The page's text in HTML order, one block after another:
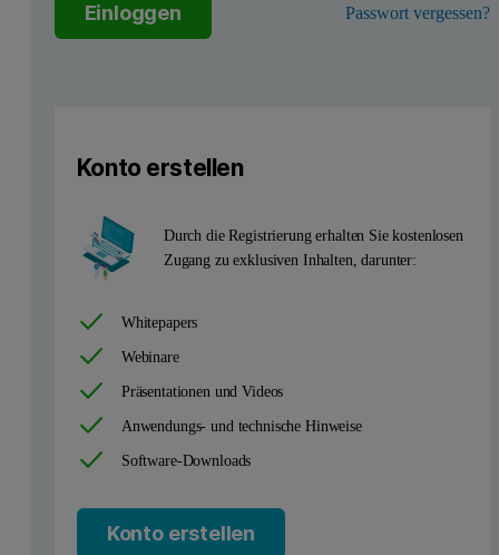
Einloggen Passwort vergessen?
Konto erstellen
Durch die Registrierung erhalten Sie kostenlosen
Zugang zu exklusiven Inhalten, darunter:
Whitepapers
Webinare
Präsentationen und Videos
Anwendungs- und technische Hinweise
Software-Downloads
Konto erstellen